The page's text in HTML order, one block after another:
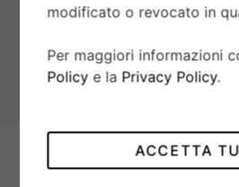
Più di una
una mentalità
modificato o revocato in
Per maggiori informazioni
Policy e la Privacy Policy.
ACCETTA